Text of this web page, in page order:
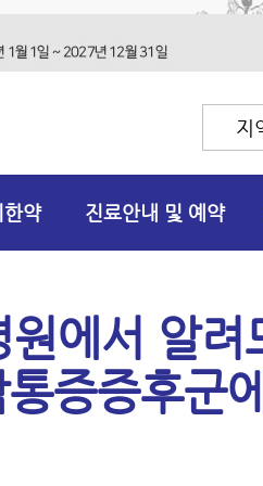
지
약 진료안내 및 예약
에서 알려
증증후군